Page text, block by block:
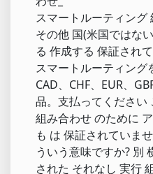
スマートルーティング
その他 国(米国ではな
る 作成する 保証され
スマートルーティング
CAD、CHF、EUR、
品。支払ってください
組み合わせ のために
も は 保証されていま
ういう意味ですか? 別
された それなし 実行